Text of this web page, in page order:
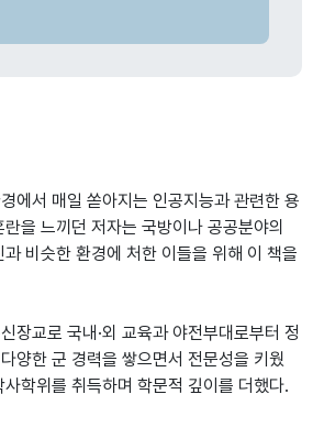
에서 매일 쏟아지는 인공지능과 관련한 용
을 느끼던 저자는 국방이나 공공분야의
비슷한 환경에 처한 이들을 위해 이 책을
장교로 국내·외 교육과 야전부대로부터 정
양한 군 경력을 쌓으면서 전문성을 키웠
학위를 취득하며 학문적 깊이를 더했다.